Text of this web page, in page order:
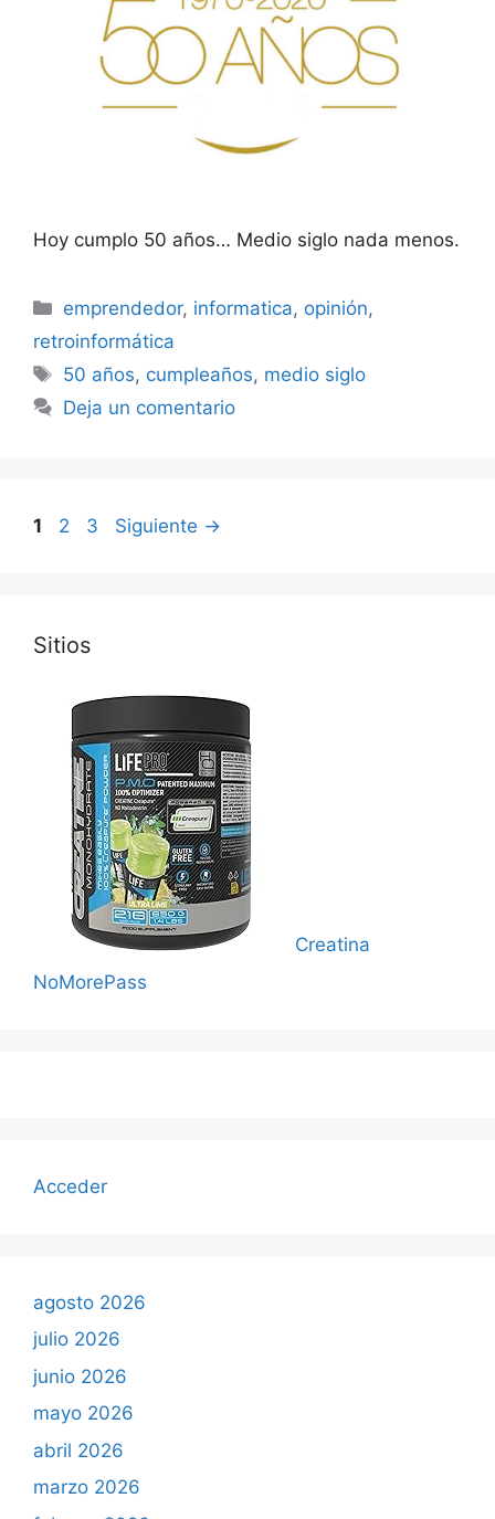
Hoy cumplo 50 años… Medio siglo nada menos.
Categorías
emprendedor, informatica, opinión,
retroinformática
Etiquetas
50 años, cumpleaños, medio siglo
Deja un comentario
Página
1 Página
2 Página
3 Siguiente →
Sitios
Creatina
NoMorePass
Acceder
agosto 2026
julio 2026
junio 2026
mayo 2026
abril 2026
marzo 2026